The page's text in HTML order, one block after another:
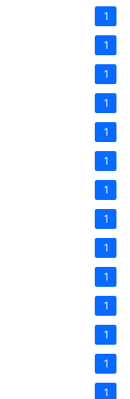
1
1
1
1
1
1
1
1
1
1
1
1
1
1